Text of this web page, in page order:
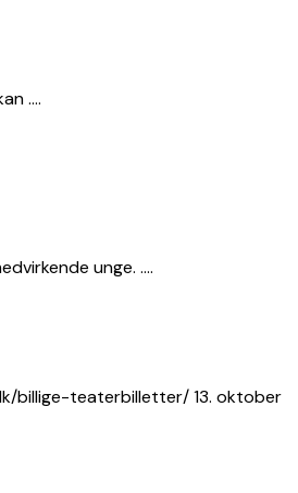
….
unge. ….
billige-teaterbilletter/ 13. oktober